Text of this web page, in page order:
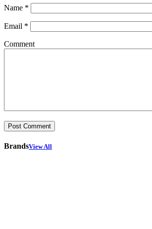
Name *
Email *
Comment
BrandsView All